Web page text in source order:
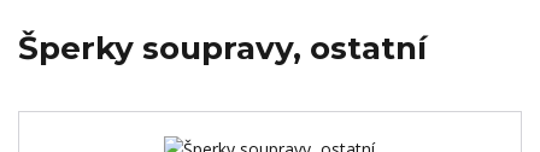
Šperky soupravy, ostatní